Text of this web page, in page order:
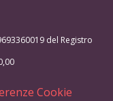
del Registro
Cookie